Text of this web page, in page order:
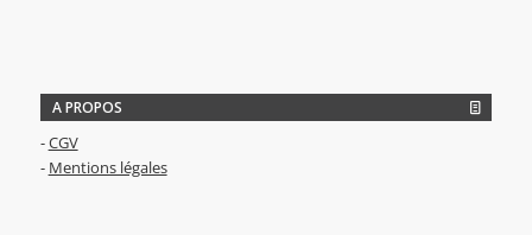
A PROPOS
-CGV
- Mentions légales